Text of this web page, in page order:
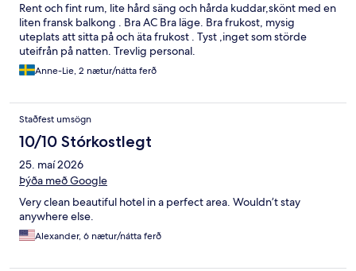
Rent och fint rum, lite hård säng och hårda kuddar,skönt med en
liten fransk balkong . Bra AC Bra läge. Bra frukost, mysig
uteplats att sitta på och äta frukost . Tyst ,inget som störde
uteifrån på natten. Trevlig personal.
Anne-Lie, 2 nætur/nátta ferð
Staðfest umsögn
10/10 Stórkostlegt
25. maí 2026
Þýða með Google
Very clean beautiful hotel in a perfect area. Wouldn’t stay
anywhere else.
Alexander, 6 nætur/nátta ferð